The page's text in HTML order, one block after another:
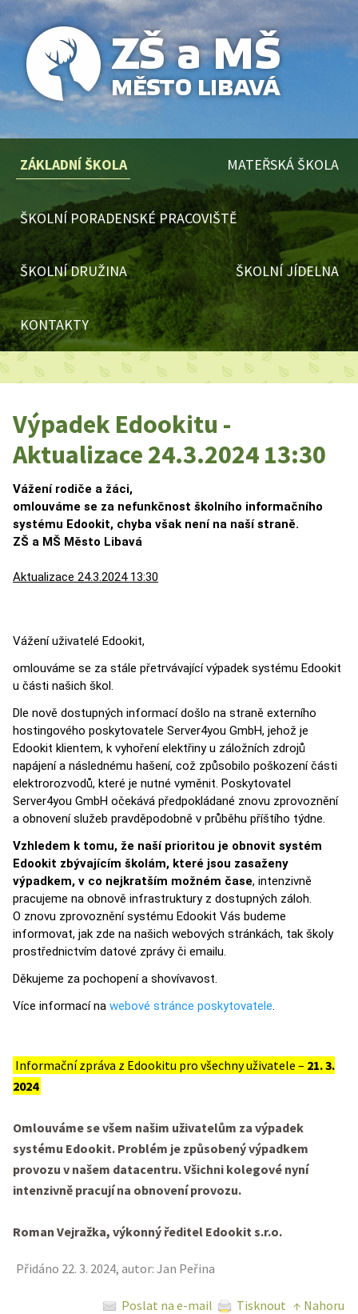
ZÁKLADNÍ ŠKOLA MATEŘSKÁ ŠKOLA
ŠKOLNÍ PORADENSKÉ PRACOVIŠTĚ
ŠKOLNÍ DRUŽINA ŠKOLNÍ JÍDELNA
KONTAKTY
Výpadek Edookitu -
Aktualizace 24.3.2024 13:30
Vážení rodiče a žáci,
omlouváme se za nefunkčnost školního informačního
systému Edookit, chyba však není na naší straně.
ZŠ a MŠ Město Libavá
Aktualizace 24.3.2024 13:30
Vážení uživatelé Edookit,
omlouváme se za stále přetrvávající výpadek systému Edookit
u části našich škol.
Dle nově dostupných informací došlo na straně externího
hostingového poskytovatele Server4you GmbH, jehož je
Edookit klientem, k vyhoření elektřiny u záložních zdrojů
napájení a následnému hašení, což způsobilo poškození části
elektrorozvodů, které je nutné vyměnit. Poskytovatel
Server4you GmbH očekává předpokládané znovu zprovoznění
a obnovení služeb pravděpodobně v průběhu příštího týdne.
Vzhledem k tomu, že naší prioritou je obnovit systém
Edookit zbývajícím školám, které jsou zasaženy
výpadkem, v co nejkratším možném čase, intenzivně
pracujeme na obnově infrastruktury z dostupných záloh.
O znovu zprovoznění systému Edookit Vás budeme
informovat, jak zde na našich webových stránkách, tak školy
prostřednictvím datové zprávy či emailu.
Děkujeme za pochopení a shovívavost.
Více informací na webové stránce poskytovatele.
Informační zpráva z Edookitu pro všechny uživatele – 21. 3.
2024
Omlouváme se všem našim uživatelům za výpadek
systému Edookit. Problém je způsobený výpadkem
provozu v našem datacentru. Všichni kolegové nyní
intenzivně pracují na obnovení provozu.
Roman Vejražka, výkonný ředitel Edookit s.r.o.
Přidáno 22. 3. 2024, autor: Jan Peřina
Poslat na e-mail Tisknout ↑ Nahoru